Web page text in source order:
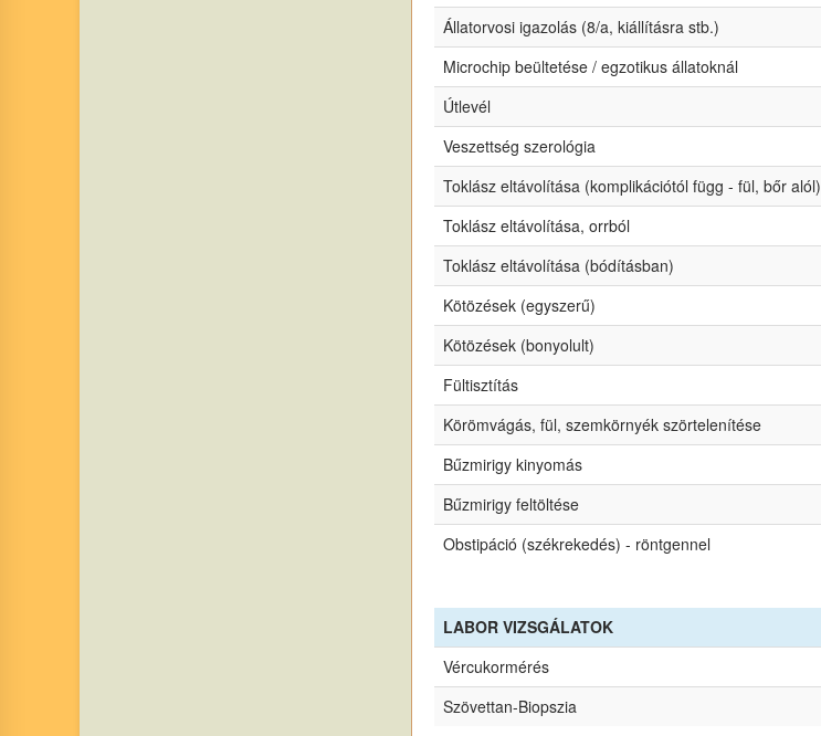
Állatorvosi igazolás (8/a, kiállításra stb.)
Microchip beültetése / egzotikus állatoknál
Útlevél
Veszettség szerológia
Toklász eltávolítása (komplikációtól függ - fül, bőr alól)
Toklász eltávolítása, orrból
Toklász eltávolítása (bódításban)
Kötözések (egyszerű)
Kötözések (bonyolult)
Fültisztítás
Körömvágás, fül, szemkörnyék szörtelenítése
Bűzmirigy kinyomás
Bűzmirigy feltöltése
Obstipáció (székrekedés) - röntgennel
LABOR VIZSGÁLATOK
Vércukormérés
Szövettan-Biopszia